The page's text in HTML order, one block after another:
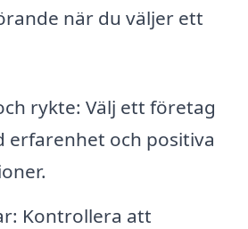
när du väljer ett
rykte: Välj ett företag
erfarenhet och positiva
Kontrollera att